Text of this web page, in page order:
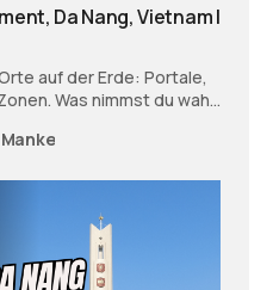
Da Nang, Vietnam |
auf der Erde: Portale,
Was nimmst du wahr,
Wie fühlst du dich
in dir - was zeigt sich und